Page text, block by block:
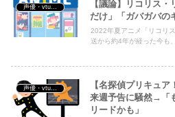
【議論】リコリス
だけ」「ガバガバの
2022年夏アニメ「リコリ
送から約4年が経った今も
【名探偵プリキュ
来週予告に騒然→「
リードかも」